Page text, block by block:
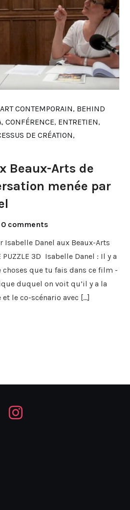
ART CONTEMPORAIN, BEHIND
, CONFÉRENCE, ENTRETIEN,
DE CRÉATION,
Beaux-Arts de
menée par
0 comments
Isabelle Danel aux Beaux-Arts
PUZZLE 3D Isabelle Danel : Il y a
que tu fais dans ce film -
duquel on voit qu’il y a la
le co-scénario avec […]
instagram